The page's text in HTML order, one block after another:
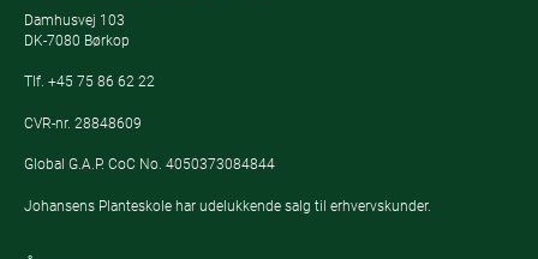
Damhusvej 103
DK-7080 Børkop
Tlf. +45 75 86 62 22
CVR-nr. 28848609
Global G.A.P. CoC No. 4050373084844
Johansens Planteskole har udelukkende salg til erhvervskunder.